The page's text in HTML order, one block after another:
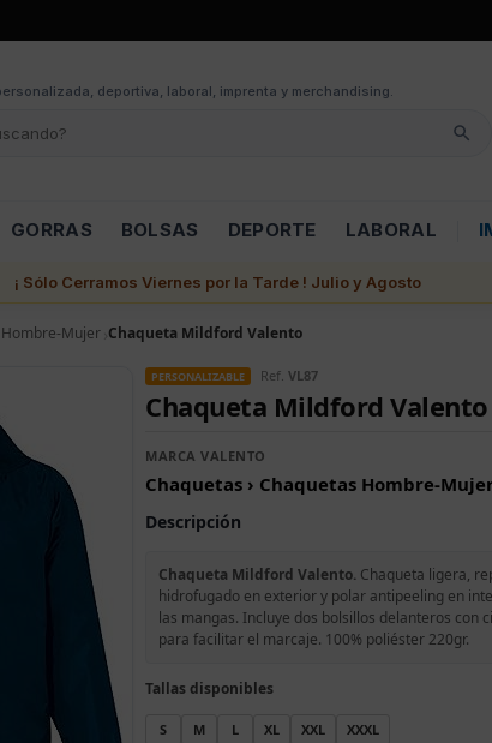
deportiva, laboral, imprenta y merchandising.
GORRAS BOLSAS DEPORTE LABORAL
¡ Sólo Cerramos Viernes por la Tarde ! Julio y Agosto
Mujer Chaqueta Mildford Valento
PERSONALIZABLE Ref. VL87
Chaqueta Mildford Valento
MARCA VALENTO
Chaquetas › Chaquetas Hombre-
Descripción
Chaqueta Mildford Valento. Chaqueta ligera,
hidrofugado en exterior y polar antipeeling en
las mangas. Incluye dos bolsillos delanteros
para facilitar el marcaje. 100% poliéster 220gr.
Tallas disponibles
S M L XL XXL XXXL